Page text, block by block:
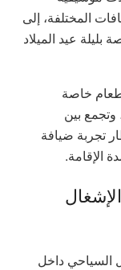
المختلفة، إلى
عيد الميلاد
خاصة
وتجمع بين
تجربة ضيافة
الإقامة.
السياحي داخل